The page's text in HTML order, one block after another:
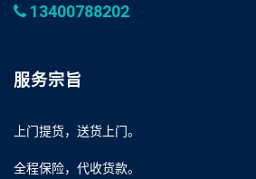
13400788202
服务宗旨
上门提货，送货上门。
全程保险，代收货款。